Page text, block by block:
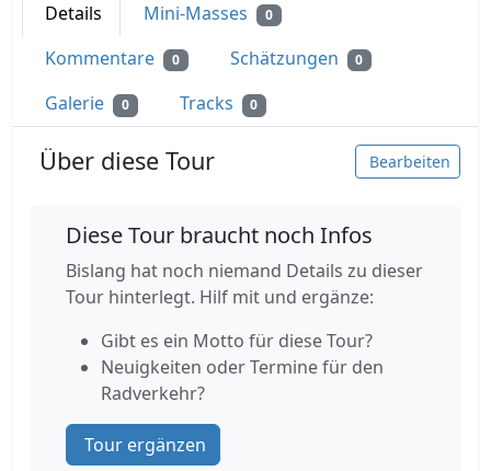
Details Mini-Masses 0
Kommentare 0 Schätzungen 0
Galerie 0 Tracks 0
Über diese Tour Bearbeiten
Diese Tour braucht noch Infos
Bislang hat noch niemand Details zu dieser
Tour hinterlegt. Hilf mit und ergänze:
Gibt es ein Motto für diese Tour?
Neuigkeiten oder Termine für den
Radverkehr?
Tour ergänzen